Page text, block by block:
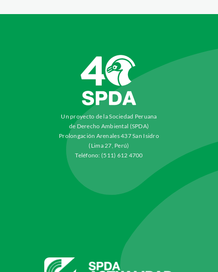
Un proyecto de la Sociedad Peruana
de Derecho Ambiental (SPDA)
Prolongación Arenales 437 San Isidro
(Lima 27, Perú)
Teléfono: (511) 612 4700